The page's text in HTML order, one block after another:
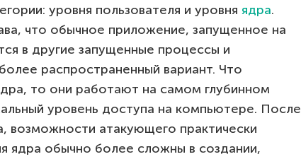
уровня пользователя и уровня ядра.
что обычное приложение, запущенное на
в другие запущенные процессы и
распространенный вариант. Что
то они работают на самом глубинном
уровень доступа на компьютере. После
возможности атакующего практически
ядра обычно более сложны в создании,